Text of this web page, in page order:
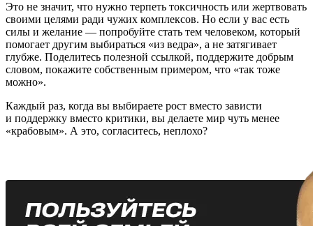
Это не значит, что нужно терпеть токсичность или жертвовать
своими целями ради чужих комплексов. Но если у вас есть
силы и желание — попробуйте стать тем человеком, который
помогает другим выбираться «из ведра», а не затягивает
глубже. Поделитесь полезной ссылкой, поддержите добрым
словом, покажите собственным примером, что «так тоже
можно».
Каждый раз, когда вы выбираете рост вместо зависти
и поддержку вместо критики, вы делаете мир чуть менее
«крабовым». А это, согласитесь, неплохо?